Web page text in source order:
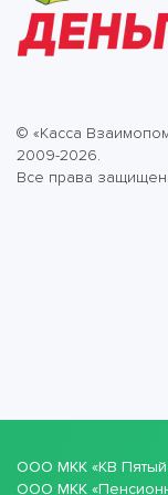
© «Касса
2009-2026.
Все права
ООО МКК «КВ
ООО МКК